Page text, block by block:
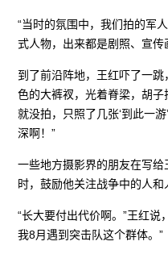
“当时的氛围中，我们拍的军
式人物，出来都是剧照、宣传
到了前沿阵地，王红吓了一
色的大裤衩，光着脊梁，胡
就没拍，只照了几张‘到此一
深啊！”
一些地方摄影界的朋友在写
时，鼓励他关注战争中的人和
“长大要付出代价啊。”王红说
我8月遇到突击队这个群体。”